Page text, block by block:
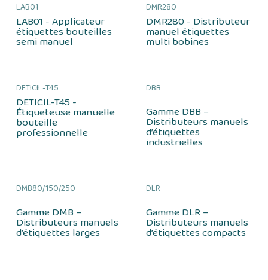
LAB01
LAB01 - Applicateur
étiquettes bouteilles
semi manuel
DMR280
DMR280 - Distributeur
manuel étiquettes
multi bobines
DETICIL-T45
DETICIL-T45 -
Étiqueteuse manuelle
bouteille
professionnelle
DBB
Gamme DBB –
Distributeurs manuels
d’étiquettes
industrielles
DMB80/150/250
Gamme DMB –
Distributeurs manuels
d’étiquettes larges
DLR
Gamme DLR –
Distributeurs manuels
d’étiquettes compacts